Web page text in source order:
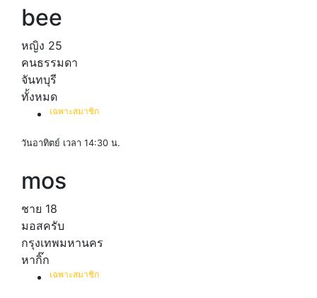
bee
หญิง 25
คนธรรมดา
จันทบุรี
ทั้งหมด
เฉพาะสมาชิก
วันอาทิตย์ เวลา 14:30 น.
mos
ชาย 18
มอสครับ
กรุงเทพมหานคร
หากิ๊ก
เฉพาะสมาชิก